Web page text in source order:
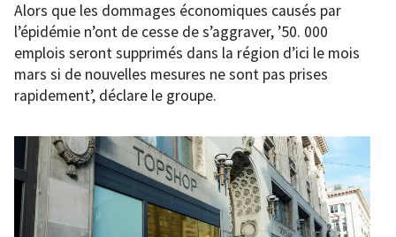
Alors que les dommages économiques causés par
l’épidémie n’ont de cesse de s’aggraver, ’50. 000
emplois seront supprimés dans la région d’ici le mois
mars si de nouvelles mesures ne sont pas prises
rapidement’, déclare le groupe.